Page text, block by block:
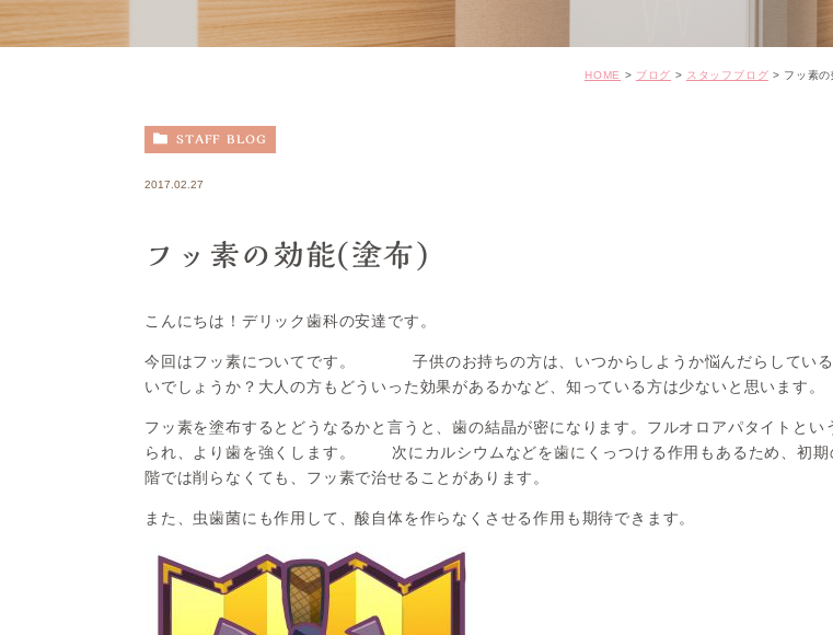
矯正治療
HOME ブログ スタッフブログ フッ素
STAFF BLOG
2017.02.27
フッ素の効能(塗布)
こんにちは！デリック歯科の安達です。
今回はフッ素についてです。 子供のお持ちの方は、いつからしようか悩んだらしている
いでしょうか？大人の方もどういった効果があるかなど、知っている方は少ないと思います。
フッ素を塗布するとどうなるかと言うと、歯の結晶が密になります。フルオロアパタイトとい
られ、より歯を強くします。 次にカルシウムなどを歯にくっつける作用もあるため、初期
階では削らなくても、フッ素で治せることがあります。
また、虫歯菌にも作用して、酸自体を作らなくさせる作用も期待できます。